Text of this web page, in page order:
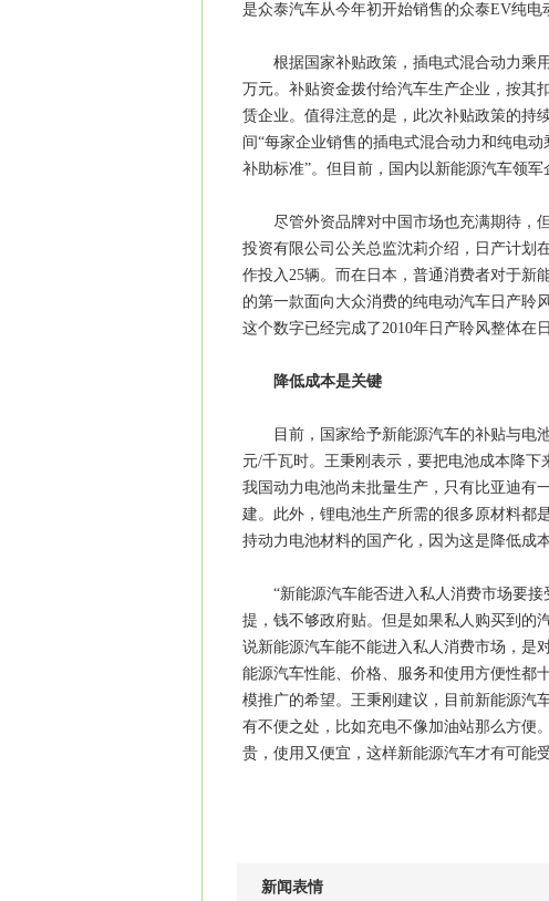
是众泰汽车从今年初开始销售的众泰EV纯电
根据国家补贴政策，插电式混合动力乘用
万元。补贴资金拨付给汽车生产企业，按其
赁企业。值得注意的是，此次补贴政策的持
间“每家企业销售的插电式混合动力和纯电
补助标准”。但目前，国内以新能源汽车领军
尽管外资品牌对中国市场也充满期待，但
投资有限公司公关总监沈莉介绍，日产计划
作投入25辆。而在日本，普通消费者对于新
的第一款面向大众消费的纯电动汽车日产聆
这个数字已经完成了2010年日产聆风整体在
降低成本是关键
目前，国家给予新能源汽车的补贴与电池
元/千瓦时。王秉刚表示，要把电池成本降
我国动力电池尚未批量生产，只有比亚迪有
建。此外，锂电池生产所需的很多原材料都
持动力电池材料的国产化，因为这是降低成
“新能源汽车能否进入私人消费市场要接
提，钱不够政府贴。但是如果私人购买到的
说新能源汽车能不能进入私人消费市场，是
能源汽车性能、价格、服务和使用方便性都
模推广的希望。王秉刚建议，目前新能源汽
有不便之处，比如充电不像加油站那么方便
贵，使用又便宜，这样新能源汽车才有可能
新闻表情